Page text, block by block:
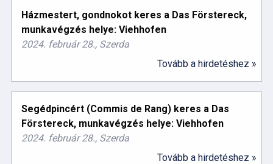
Házmestert, gondnokot keres a Das Förstereck,
munkavégzés helye: Viehhofen
2024. február 28., Szerda
Tovább a hirdetéshez »
Segédpincért (Commis de Rang) keres a Das
Förstereck, munkavégzés helye: Viehhofen
2024. február 28., Szerda
Tovább a hirdetéshez »